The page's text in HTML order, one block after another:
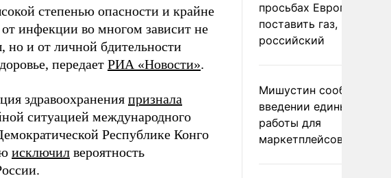
степенью опасности и крайне
инфекции во многом зависит не
но и от личной бдительности
передает РИА «Новости».
здравоохранения признала
ситуацией международного
Республике Конго
исключил вероятность
просьбах Европы
поставить газ, но не
российский
Мишустин сообщил о
введении единых
работы для
маркетплейсов в ЕАЭС